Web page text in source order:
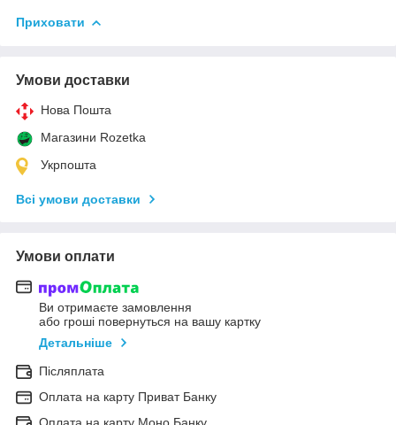
Приховати
Умови доставки
Нова Пошта
Магазини Rozetka
Укрпошта
Всі умови доставки
Умови оплати
Ви отримаєте замовлення
або гроші повернуться на вашу картку
Детальніше
Післяплата
Оплата на карту Приват Банку